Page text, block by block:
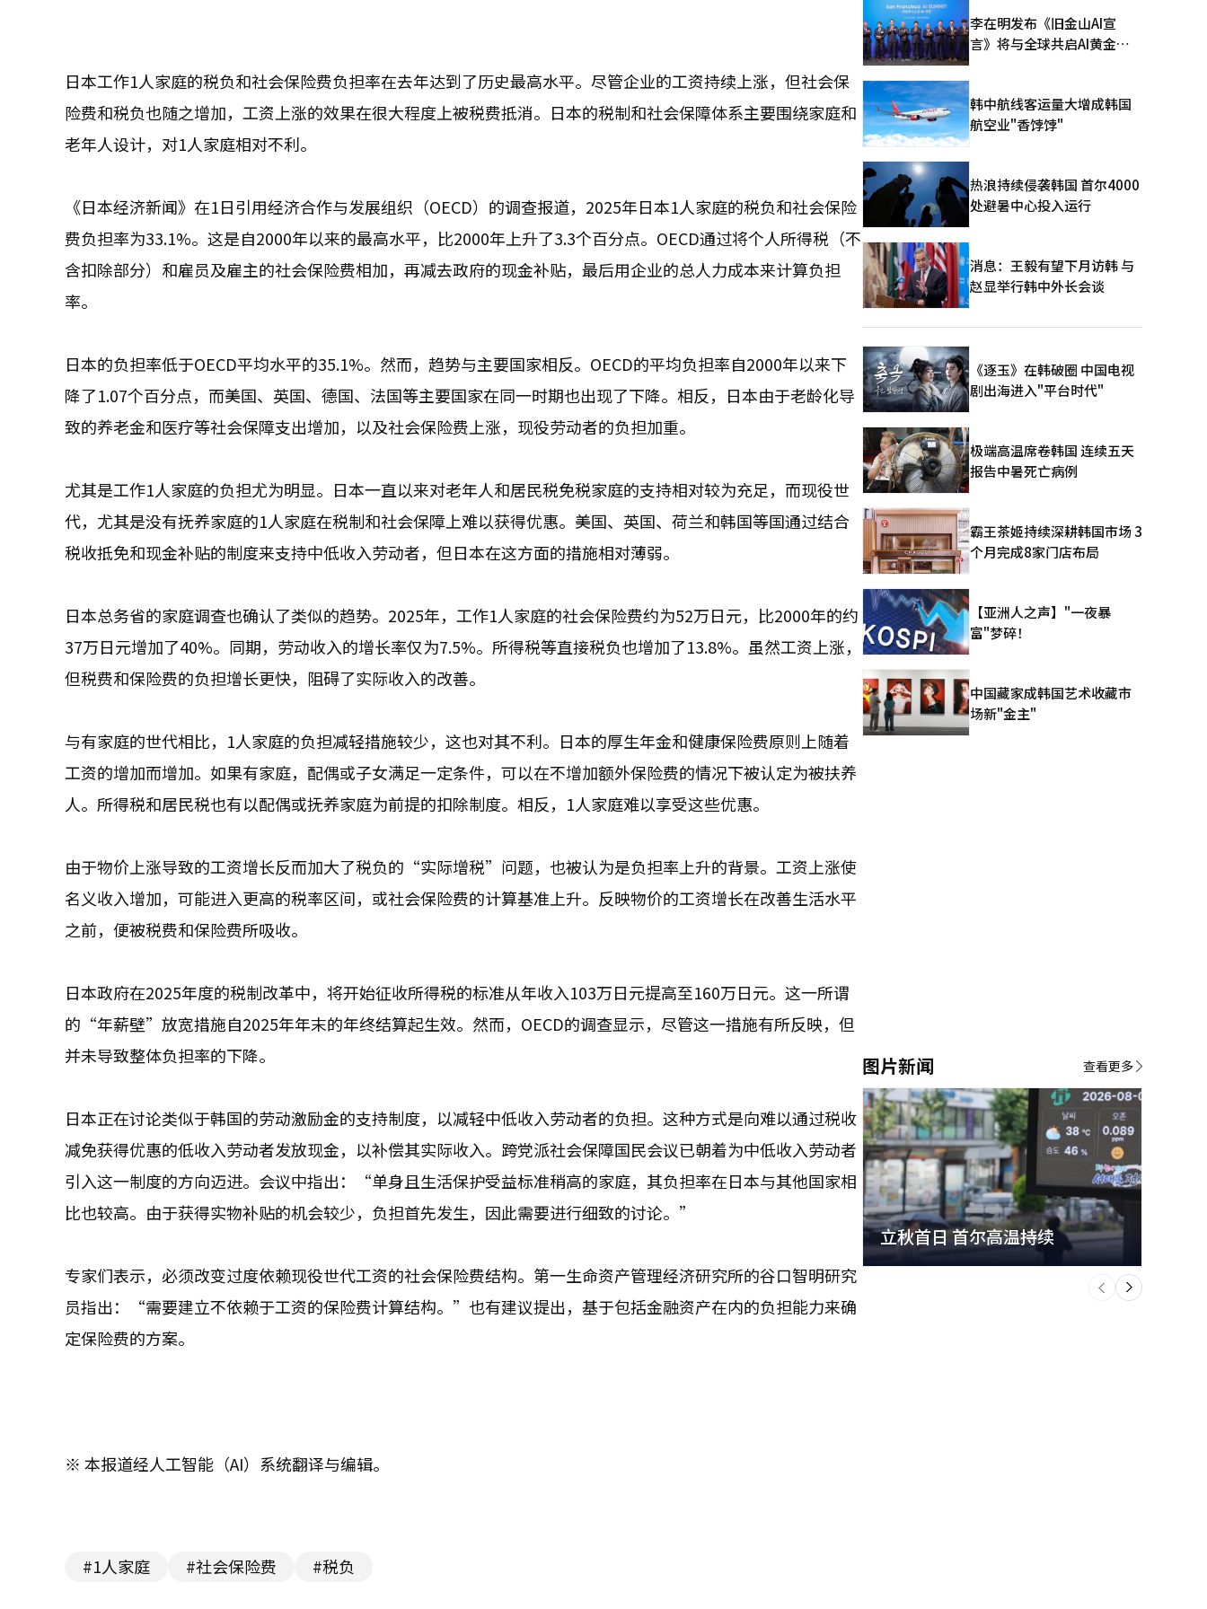
日本工作1人家庭的税负和社会保险费负担率在去年达到了历史最高水平。尽管企业的工资持续上涨，但社会保
险费和税负也随之增加，工资上涨的效果在很大程度上被税费抵消。日本的税制和社会保障体系主要围绕家庭和
老年人设计，对1人家庭相对不利。
《日本经济新闻》在1日引用经济合作与发展组织（OECD）的调查报道，2025年日本1人家庭的税负和社会保险
费负担率为33.1%。这是自2000年以来的最高水平，比2000年上升了3.3个百分点。OECD通过将个人所得税（不
含扣除部分）和雇员及雇主的社会保险费相加，再减去政府的现金补贴，最后用企业的总人力成本来计算负担
率。
日本的负担率低于OECD平均水平的35.1%。然而，趋势与主要国家相反。OECD的平均负担率自2000年以来下
降了1.07个百分点，而美国、英国、德国、法国等主要国家在同一时期也出现了下降。相反，日本由于老龄化导
致的养老金和医疗等社会保障支出增加，以及社会保险费上涨，现役劳动者的负担加重。
尤其是工作1人家庭的负担尤为明显。日本一直以来对老年人和居民税免税家庭的支持相对较为充足，而现役世
代，尤其是没有抚养家庭的1人家庭在税制和社会保障上难以获得优惠。美国、英国、荷兰和韩国等国通过结合
税收抵免和现金补贴的制度来支持中低收入劳动者，但日本在这方面的措施相对薄弱。
日本总务省的家庭调查也确认了类似的趋势。2025年，工作1人家庭的社会保险费约为52万日元，比2000年的约
37万日元增加了40%。同期，劳动收入的增长率仅为7.5%。所得税等直接税负也增加了13.8%。虽然工资上涨，
但税费和保险费的负担增长更快，阻碍了实际收入的改善。
与有家庭的世代相比，1人家庭的负担减轻措施较少，这也对其不利。日本的厚生年金和健康保险费原则上随着
工资的增加而增加。如果有家庭，配偶或子女满足一定条件，可以在不增加额外保险费的情况下被认定为被扶养
人。所得税和居民税也有以配偶或抚养家庭为前提的扣除制度。相反，1人家庭难以享受这些优惠。
由于物价上涨导致的工资增长反而加大了税负的“实际增税”问题，也被认为是负担率上升的背景。工资上涨使
名义收入增加，可能进入更高的税率区间，或社会保险费的计算基准上升。反映物价的工资增长在改善生活水平
之前，便被税费和保险费所吸收。
日本政府在2025年度的税制改革中，将开始征收所得税的标准从年收入103万日元提高至160万日元。这一所谓
的“年薪壁”放宽措施自2025年年末的年终结算起生效。然而，OECD的调查显示，尽管这一措施有所反映，但
并未导致整体负担率的下降。
日本正在讨论类似于韩国的劳动激励金的支持制度，以减轻中低收入劳动者的负担。这种方式是向难以通过税收
减免获得优惠的低收入劳动者发放现金，以补偿其实际收入。跨党派社会保障国民会议已朝着为中低收入劳动者
引入这一制度的方向迈进。会议中指出：“单身且生活保护受益标准稍高的家庭，其负担率在日本与其他国家相
比也较高。由于获得实物补贴的机会较少，负担首先发生，因此需要进行细致的讨论。”
专家们表示，必须改变过度依赖现役世代工资的社会保险费结构。第一生命资产管理经济研究所的谷口智明研究
员指出：“需要建立不依赖于工资的保险费计算结构。”也有建议提出，基于包括金融资产在内的负担能力来确
定保险费的方案。
※ 本报道经人工智能（AI）系统翻译与编辑。
#1人家庭 #社会保险费 #税负
李在明发布《旧金山AI宣
言》将与全球共启AI黄金时
韩中航线客运量大增成韩国
航空业"香饽饽"
热浪持续侵袭韩国 首尔4000
处避暑中心投入运行
消息：王毅有望下月访韩 与
赵显举行韩中外长会谈
《逐玉》在韩破圈 中国电视
剧出海进入"平台时代"
极端高温席卷韩国 连续五天
报告中暑死亡病例
霸王茶姬持续深耕韩国市场 3
个月完成8家门店布局
【亚洲人之声】"一夜暴
富"梦碎！
中国藏家成韩国艺术收藏市
场新"金主"
图片新闻
立秋首日 首尔高温持续
下
一
个
查看更多